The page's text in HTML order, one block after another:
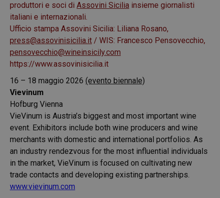
produttori e soci di Assovini Sicilia insieme giornalisti
italiani e internazionali.
Ufficio stampa Assovini Sicilia: Liliana Rosano,
press@assovinisicilia.it / WIS: Francesco Pensovecchio,
pensovecchio@wineinsicily.com
https://www.assovinisicilia.it
16 – 18 maggio 2026 (evento biennale)
Vievinum
Hofburg Vienna
VieVinum is Austria’s biggest and most important wine
event. Exhibitors include both wine producers and wine
merchants with domestic and international portfolios. As
an industry rendezvous for the most influential individuals
in the market, VieVinum is focused on cultivating new
trade contacts and developing existing partnerships.
www.vievinum.com